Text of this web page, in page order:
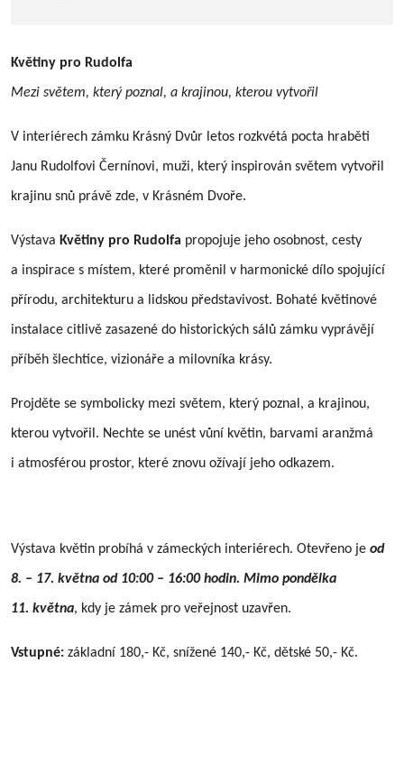
Květiny pro Rudolfa
Mezi světem, který poznal, a krajinou, kterou vytvořil
V interiérech zámku Krásný Dvůr letos rozkvétá pocta hraběti
Janu Rudolfovi Černínovi, muži, který inspirován světem vytvořil
krajinu snů právě zde, v Krásném Dvoře.
Výstava Květiny pro Rudolfa propojuje jeho osobnost, cesty
a inspirace s místem, které proměnil v harmonické dílo spojující
přírodu, architekturu a lidskou představivost. Bohaté květinové
instalace citlivě zasazené do historických sálů zámku vyprávějí
příběh šlechtice, vizionáře a milovníka krásy.
Projděte se symbolicky mezi světem, který poznal, a krajinou,
kterou vytvořil. Nechte se unést vůní květin, barvami aranžmá
i atmosférou prostor, které znovu ožívají jeho odkazem.
Výstava květin probíhá v zámeckých interiérech. Otevřeno je od
8. – 17. května od 10:00 – 16:00 hodin. Mimo pondělka
11. května, kdy je zámek pro veřejnost uzavřen.
Vstupné: základní 180,- Kč, snížené 140,- Kč, dětské 50,- Kč.